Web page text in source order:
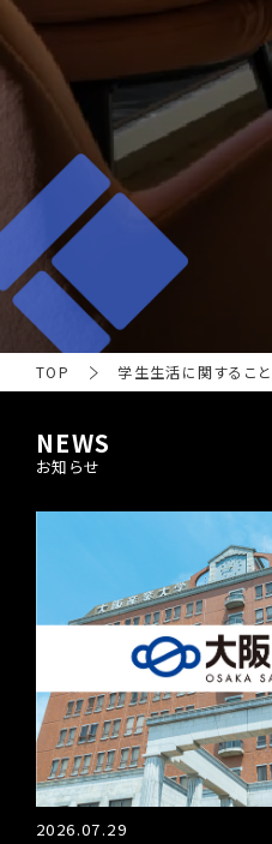
TOP 学生生活に関すること
NEWS
お知らせ
2026.07.29